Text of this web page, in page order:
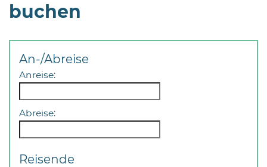
buchen
An-/Abreise
Anreise:
Abreise:
Reisende